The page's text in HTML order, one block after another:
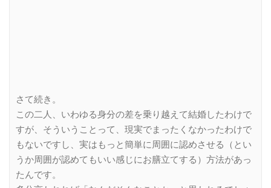
さて続き。
この二人、いわゆる身分の差を乗り越えて結婚したわけで
すが、そういうことって、現実でまったくなかったわけで
もないですし、実はもっと簡単に周囲に認めさせる（とい
うか周囲が認めてもいい感じにお膳立てする）方法があっ
たんです。